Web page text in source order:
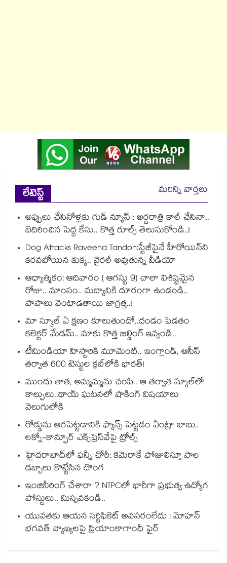
లేటెస్ట్
మరిన్ని వార్తలు
అప్పులు చేసినోళ్లకు గుడ్ న్యూస్ : అర్థరాత్రి కాల్ చేసినా..
బెదిరించిన పెద్ద కేసు.. కొత్త రూల్స్ తెలుసుకోండి..!
Dog Attacks Raveena Tandon:స్టేజీపైనే హీరోయిన్⁬ని
కరవబోయిన కుక్క.. వైరల్ అవుతున్న వీడియో
ఆధ్యాత్మికం: ఆదివారం ( ఆగస్టు 9) చాలా విశిష్టమైన
రోజు.. మాంసం.. మద్యానికి దూరంగా ఉండండి..
పాపాలు వెంటాడతాయి జాగ్రత్త..!
మా స్కూల్ ఏ క్షణం కూలుతుందో..దండం పెడతం
కలెక్టర్ మేడమ్.. మాకు కొత్త బిల్డింగ్ ఇవ్వండి..
టీమిండియా హిస్టారిక్ మూమెంట్.. ఇంగ్లాండ్, ఆసీస్
తర్వాత 600 టెస్టుల క్లబ్‌లోకి భారత్!
ముందు తాత, అమ్మమ్మను చంపి.. ఆ తర్వాత స్కూల్‌లో
కాల్పులు..థాయ్ ఘటనలో షాకింగ్ విషయాలు
వెలుగులోకి
రోడ్డును ఆరపెట్టడానికి ఫ్యాన్స్ పెట్టడం ఏంట్రా బాబు..
లక్నో-కాన్పూర్ ఎక్స్‌ప్రెస్‌వేపై ట్రోల్స్
హైదరాబాద్‌లో ఫన్నీ చోరీ: కెమెరాకే ఫోజులిస్తూ పాల
డబ్బాలు కొట్టేసిన దొంగ
ఇంజినీరింగ్ చేశారా ? NTPCలో భారీగా ప్రభుత్వ ఉద్యోగ
పోస్టులు.. మిస్సవకండి..
యువతకు ఆయన సర్టిఫికెట్ అవసరంలేదు : మోహన్
భగవత్ వ్యాఖ్యలపై ప్రియాంకాగాంధీ ఫైర్